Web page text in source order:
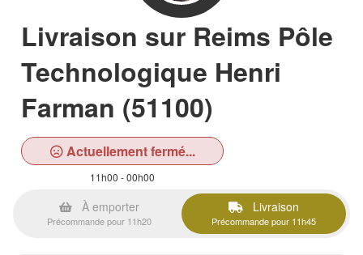
Livraison sur Reims Pôle
Technologique Henri
Farman (51100)
Actuellement fermé...
11h00 - 00h00
À emporter
Précommande pour 11h20
Livraison
Précommande pour 11h45